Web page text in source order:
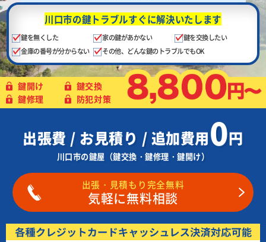
川口市の鍵トラブルすぐに解決いたします
鍵を無くした 家の鍵があかない
鍵を交換したい
金庫の番号が分からない
その他、どんな鍵のトラブルでもOK
鍵開け
鍵交換
鍵修理
防犯対策
出張費 / お見積り / 追加費用0円
川口市の鍵屋（鍵交換・鍵修理・鍵開け）
出張・見積もり完全無料
気軽に無料相談